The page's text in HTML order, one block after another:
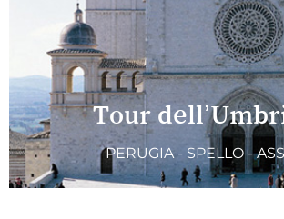
Tour
PERUGIA - SPELLO -